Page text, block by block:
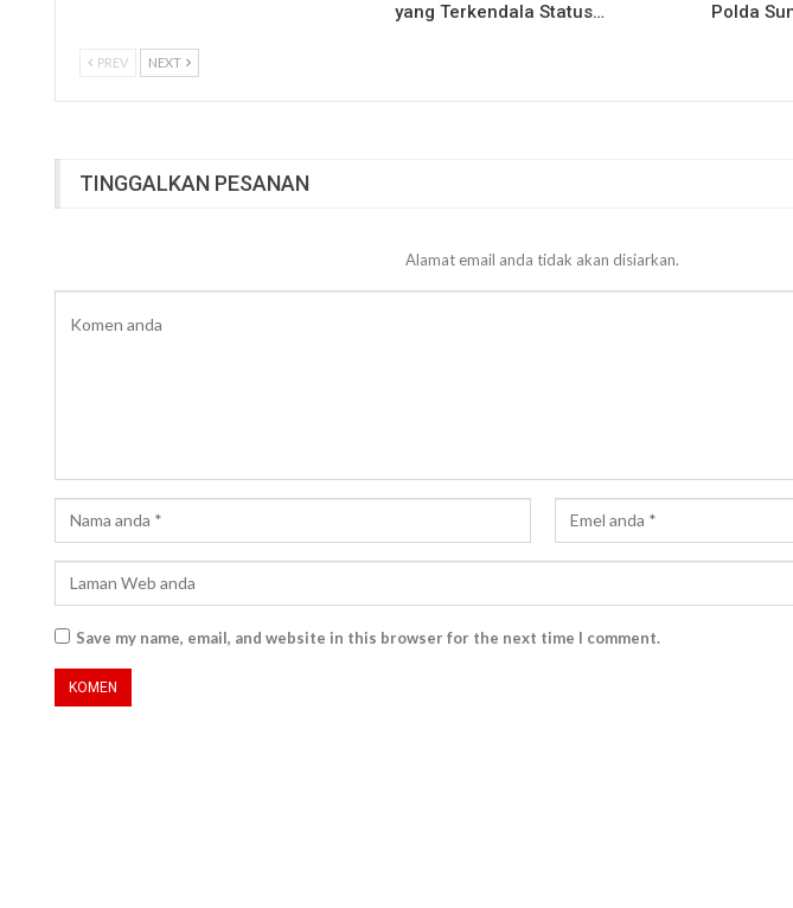
yang Terkendala Status…
Polda
PREV NEXT
TINGGALKAN PESANAN
Alamat email anda tidak akan disiarkan.
Save my name, email, and website in this browser for the next time I comment.